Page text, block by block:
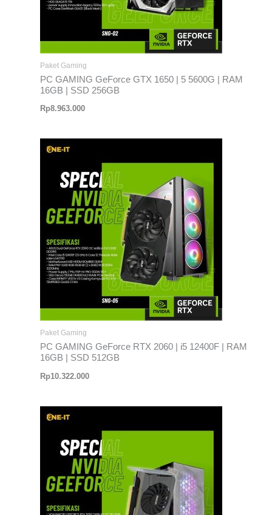
Paket Gaming
PC GAMING GeForce GTX 1650 | 5 5600G | RAM
16GB | SSD 256GB
Rp8.963.000
Paket Gaming
PC GAMING GeForce RTX 2060 | i5 12400F | RAM
16GB | SSD 512GB
Rp10.322.000